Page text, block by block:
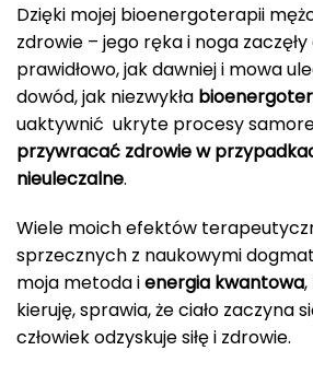
Dzięki mojej bioenergoterapii
zdrowie – jego ręka i noga zaczęły
prawidłowo, jak dawniej i mowa
dowód, jak niezwykła
uaktywnić ukryte procesy
przywracać zdrowie w
nieuleczalne.
Wiele moich efektów
sprzecznych z naukowymi
moja metoda ienergia kwantowa
kieruję, sprawia, że ciało zaczyna
człowiek odzyskuje siłę i zdrowie.